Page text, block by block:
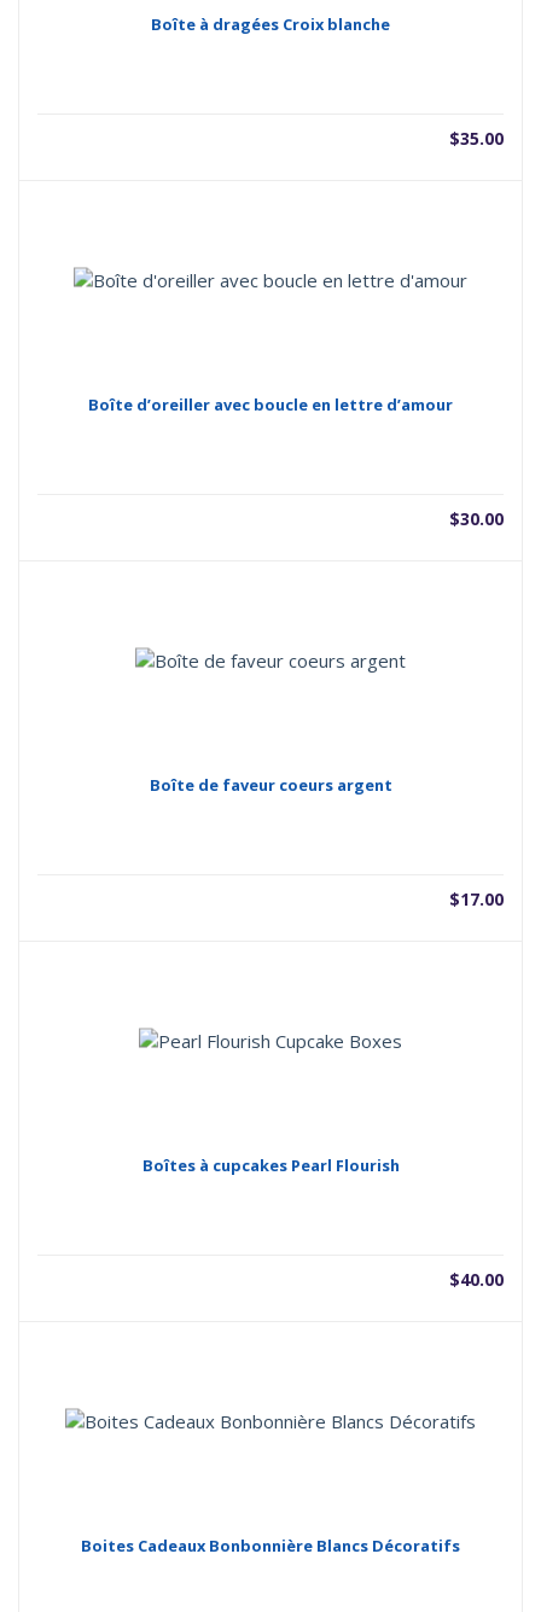
Boîte à dragées Croix blanche
$35.00
Boîte d’oreiller avec boucle en lettre d’amour
$30.00
Boîte de faveur coeurs argent
$17.00
Boîtes à cupcakes Pearl Flourish
$40.00
Boites Cadeaux Bonbonnière Blancs Décoratifs